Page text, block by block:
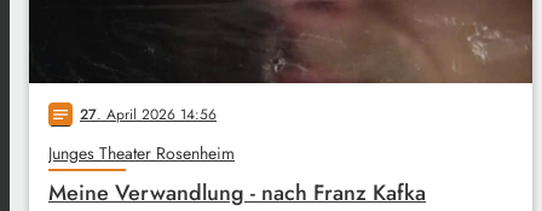
notes 27. April 2026 14:56
Junges Theater Rosenheim
Meine Verwandlung - nach Franz Kafka